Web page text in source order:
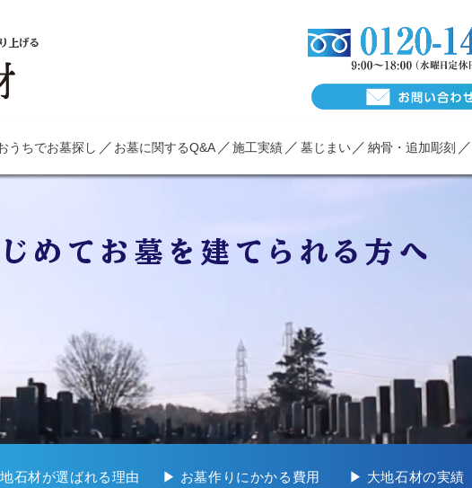
上げる
うちでお墓探し お墓に関するQ&A 施工実績 墓じまい 納骨・追加彫刻
めてお墓を建てられる方へ
石材が選ばれる理由 ▶︎ お墓作りにかかる費用 ▶︎ 大地石材の実績